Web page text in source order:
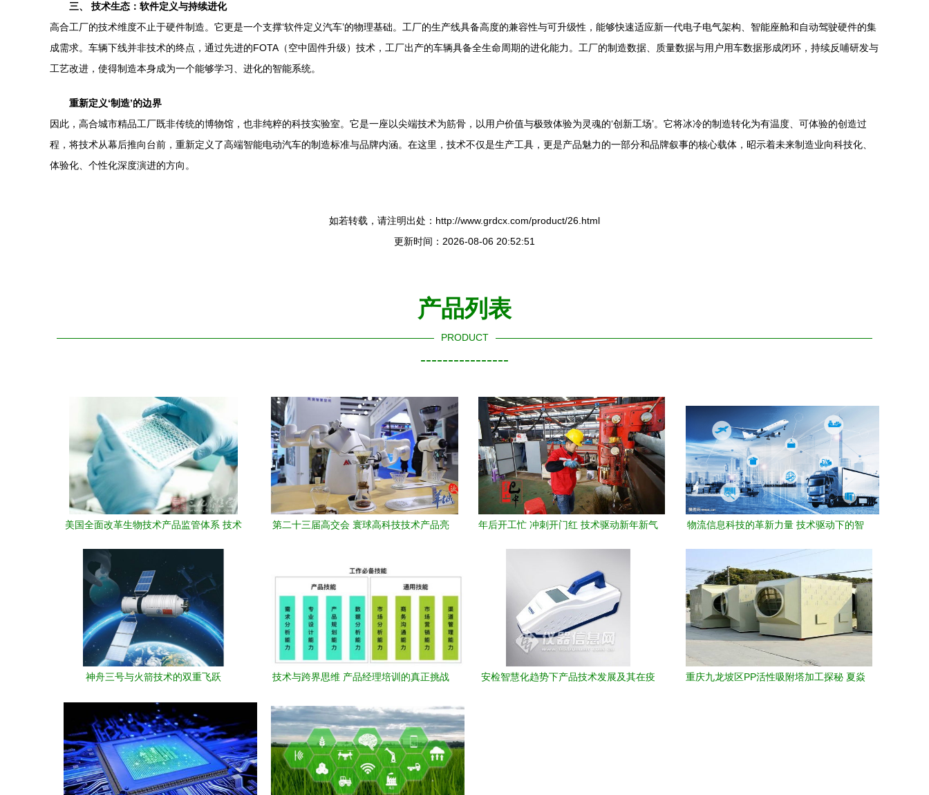
三、 技术生态：软件定义与持续进化
高合工厂的技术维度不止于硬件制造。它更是一个支撑‘软件定义汽车’的物理基础。工厂的生产线具备高度的兼容性与可升级性，能够快速适应新一代电子电气架构、智能座舱和自动驾驶硬件的集
成需求。车辆下线并非技术的终点，通过先进的FOTA（空中固件升级）技术，工厂出产的车辆具备全生命周期的进化能力。工厂的制造数据、质量数据与用户用车数据形成闭环，持续反哺研发与
工艺改进，使得制造本身成为一个能够学习、进化的智能系统。
重新定义‘制造’的边界
因此，高合城市精品工厂既非传统的博物馆，也非纯粹的科技实验室。它是一座以尖端技术为筋骨，以用户价值与极致体验为灵魂的‘创新工场’。它将冰冷的制造转化为有温度、可体验的创造过
程，将技术从幕后推向台前，重新定义了高端智能电动汽车的制造标准与品牌内涵。在这里，技术不仅是生产工具，更是产品魅力的一部分和品牌叙事的核心载体，昭示着未来制造业向科技化、
体验化、个性化深度演进的方向。
如若转载，请注明出处：http://www.grdcx.com/product/26.html
更新时间：2026-08-06 20:52:51
产品列表
PRODUCT
----------------
美国全面改革生物技术产品监管体系 技术
第二十三届高交会 寰球高科技技术产品亮
年后开工忙 冲刺开门红 技术驱动新年新气
物流信息科技的革新力量 技术驱动下的智
神舟三号与火箭技术的双重飞跃 技术与跨界思维 产品经理培训的真正挑战
安检智慧化趋势下产品技术发展及其在疫
重庆九龙坡区PP活性吸附塔加工探秘 夏焱